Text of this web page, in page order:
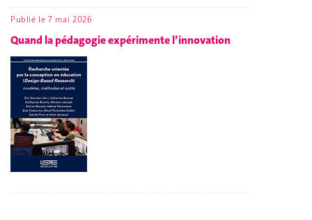
Publié le 7 mai 2026
Quand la pédagogie expérimente l’innovation